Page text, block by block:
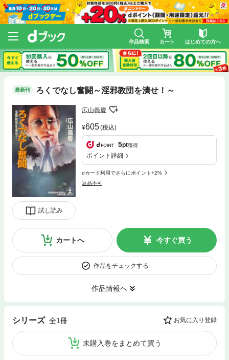
作品検索 カート はじめての方へ
最新刊 ろくでなし奮闘～淫邪教団を潰せ！～
試し読み
広山義慶
605(税込)
5pt獲得
ポイント詳細
dカード利用でさらにポイント+2%
返品不可
カートへ 今すぐ買う
作品をチェックする
作品情報へ
シリーズ 全1冊 お気に入り登録
未購入巻をまとめて買う